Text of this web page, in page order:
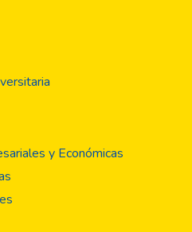
forma para difundir el
y Económicas